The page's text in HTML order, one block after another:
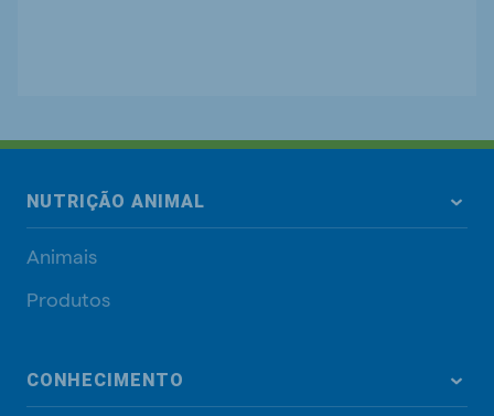
NUTRIÇÃO ANIMAL
Animais
Produtos
CONHECIMENTO